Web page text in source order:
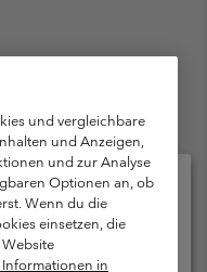
Garantie
Programms
Inhalte
und Ihre Sprache
verfügbar
und vergleichbare
und Anzeigen,
und zur Analyse
Optionen an, ob
Wenn du die
einsetzen, die
Informationen in